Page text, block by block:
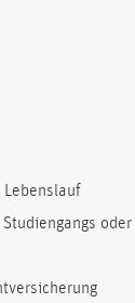
Lebenslauf